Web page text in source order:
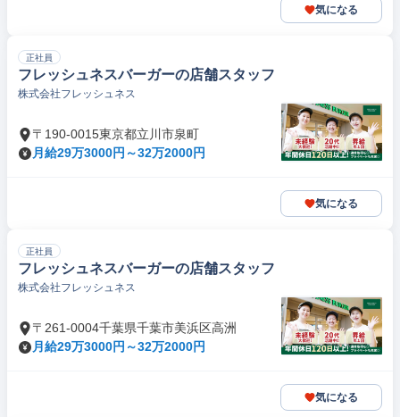
気になる
正社員
フレッシュネスバーガーの店舗スタッフ
株式会社フレッシュネス
〒190-0015東京都立川市泉町
月給29万3000円～32万2000円
気になる
正社員
フレッシュネスバーガーの店舗スタッフ
株式会社フレッシュネス
〒261-0004千葉県千葉市美浜区高洲
月給29万3000円～32万2000円
気になる